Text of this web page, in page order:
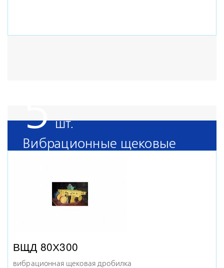
Вибрационные щековые
5
ВЩД 80Х300
вибрационная щековая дробилка